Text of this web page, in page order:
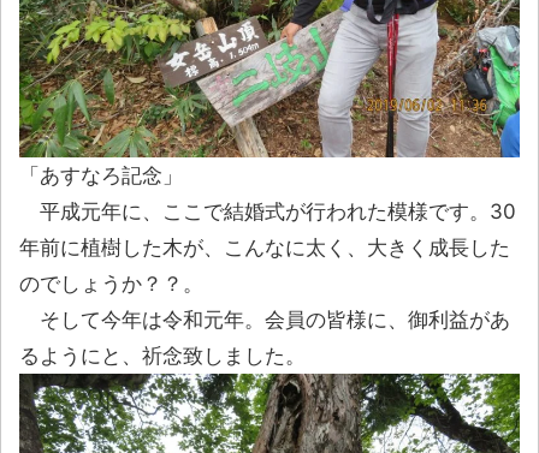
「あすなろ記念」
平成元年に、ここで結婚式が行われた模様です。30
年前に植樹した木が、こんなに太く、大きく成長した
のでしょうか？？。
そして今年は令和元年。会員の皆様に、御利益があ
るようにと、祈念致しました。